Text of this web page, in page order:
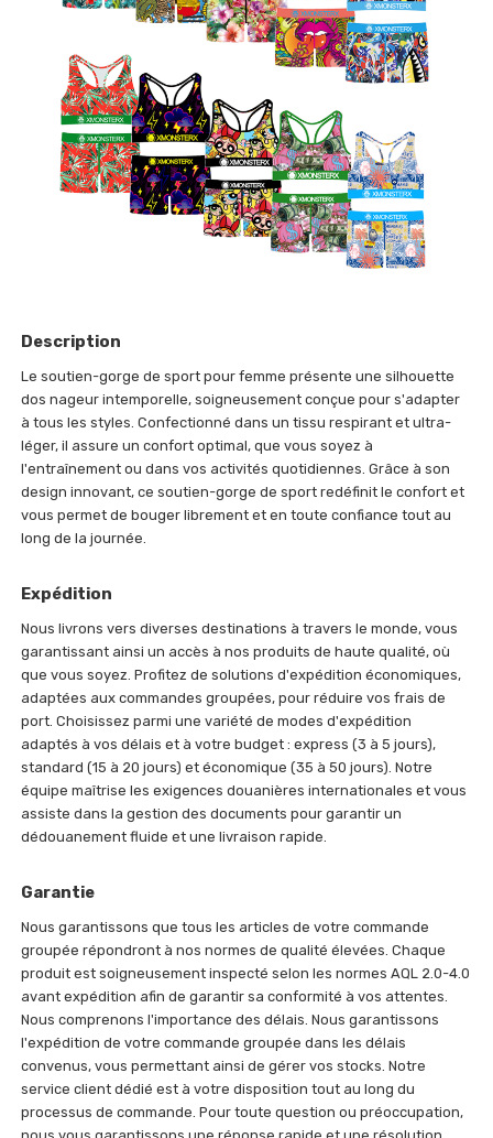
Description
Le soutien-gorge de sport pour femme présente une silhouette
dos nageur intemporelle, soigneusement conçue pour s'adapter
à tous les styles. Confectionné dans un tissu respirant et ultra-
léger, il assure un confort optimal, que vous soyez à
l'entraînement ou dans vos activités quotidiennes. Grâce à son
design innovant, ce soutien-gorge de sport redéfinit le confort et
vous permet de bouger librement et en toute confiance tout au
long de la journée.
Expédition
Nous livrons vers diverses destinations à travers le monde, vous
garantissant ainsi un accès à nos produits de haute qualité, où
que vous soyez. Profitez de solutions d'expédition économiques,
adaptées aux commandes groupées, pour réduire vos frais de
port. Choisissez parmi une variété de modes d'expédition
adaptés à vos délais et à votre budget : express (3 à 5 jours),
standard (15 à 20 jours) et économique (35 à 50 jours). Notre
équipe maîtrise les exigences douanières internationales et vous
assiste dans la gestion des documents pour garantir un
dédouanement fluide et une livraison rapide.
Garantie
Nous garantissons que tous les articles de votre commande
groupée répondront à nos normes de qualité élevées. Chaque
produit est soigneusement inspecté selon les normes AQL 2.0-4.0
avant expédition afin de garantir sa conformité à vos attentes.
Nous comprenons l'importance des délais. Nous garantissons
l'expédition de votre commande groupée dans les délais
convenus, vous permettant ainsi de gérer vos stocks. Notre
service client dédié est à votre disposition tout au long du
processus de commande. Pour toute question ou préoccupation,